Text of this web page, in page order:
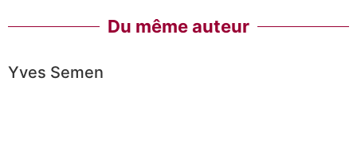
Du même auteur
Yves Semen